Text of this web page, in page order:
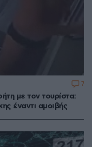
με τον τουρίστα:
έναντι αμοιβής
7